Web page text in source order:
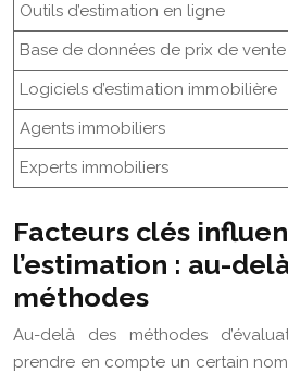
Outils d’estimation en ligne
Base de données de prix de vente
Logiciels d’estimation immobilière
Agents immobiliers
Experts immobiliers
Facteurs clés
l’estimation : au-
méthodes
Au-delà des méthodes
prendre en compte un certain